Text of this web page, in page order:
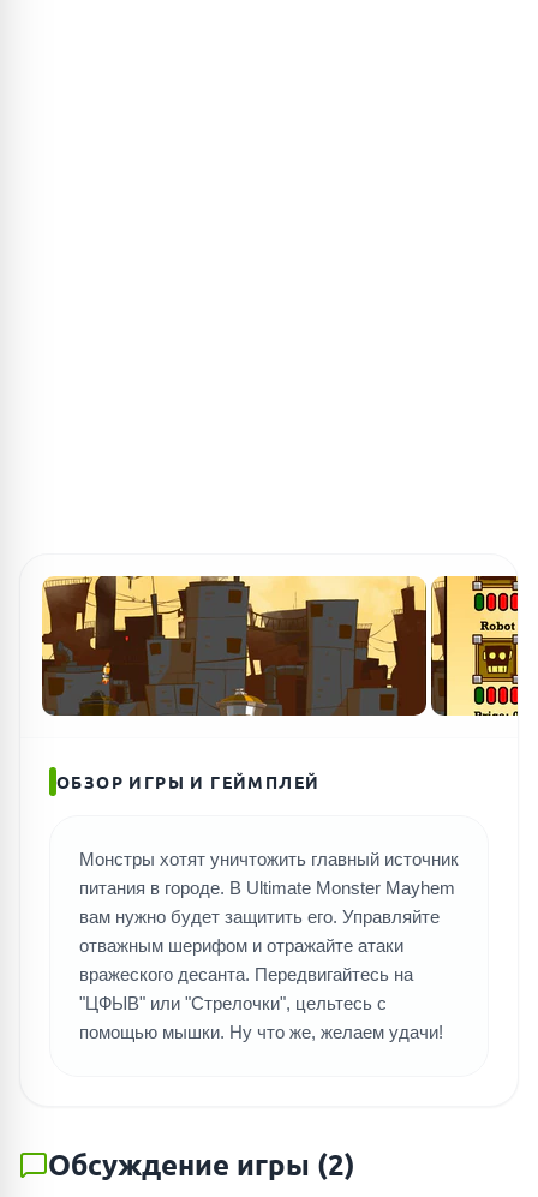
ОБЗОР ИГРЫ И ГЕЙМПЛЕЙ
Монстры хотят уничтожить главный источник
питания в городе. В Ultimate Monster Mayhem
вам нужно будет защитить его. Управляйте
отважным шерифом и отражайте атаки
вражеского десанта. Передвигайтесь на
"ЦФЫВ" или "Стрелочки", цельтесь с
помощью мышки. Ну что же, желаем удачи!
Обсуждение игры (2)